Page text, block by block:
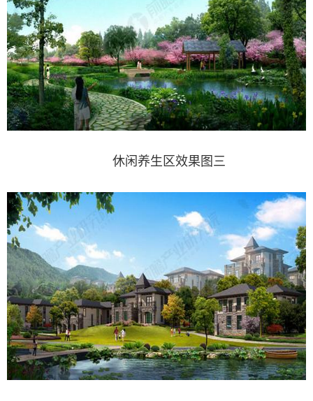
休闲养生区效果图三